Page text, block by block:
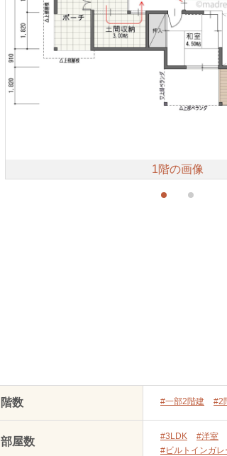
1階の画像
階数 #一部2階建 #2
部屋数 #3LDK #洋室
#ビルトインガレ